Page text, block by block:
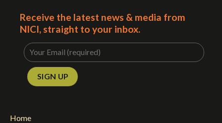
Receive the latest news & media from
NICI, straight to your inbox.
Home